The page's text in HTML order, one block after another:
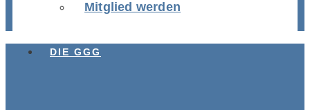
Mitglied werden
DIE GGG